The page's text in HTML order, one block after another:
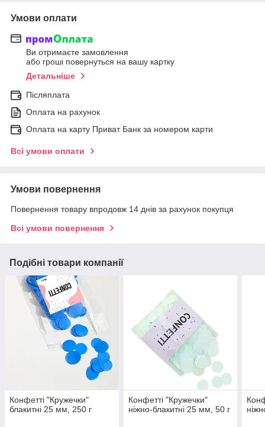
Умови оплати
Ви отримаєте замовлення
або гроші повернуться на вашу картку
Детальніше
Післяплата
Оплата на рахунок
Оплата на карту Приват Банк за номером карти
Всі умови оплати
Умови повернення
Повернення товару впродовж 14 днів за рахунок покупця
Всі умови повернення
Подібні товари компанії
Конфетті "Кружечки"
блакитні 25 мм, 250 г
Конфетті "Кружечки"
ніжно-блакитні 25 мм, 50 г